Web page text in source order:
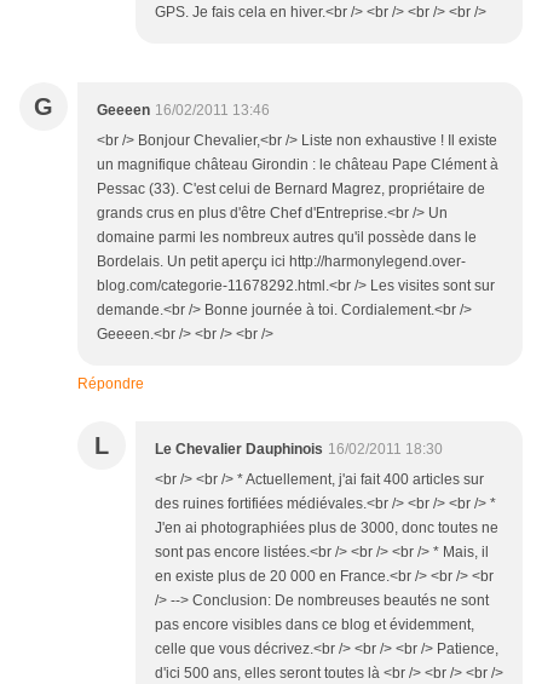
GPS. Je fais cela en hiver.<br /> <br /> <br /> <br />
G Geeeen 16/02/2011 13:46
<br /> Bonjour Chevalier,<br /> Liste non exhaustive ! Il existe
un magnifique château Girondin : le château Pape Clément à
Pessac (33). C'est celui de Bernard Magrez, propriétaire de
grands crus en plus d'être Chef d'Entreprise.<br /> Un
domaine parmi les nombreux autres qu'il possède dans le
Bordelais. Un petit aperçu ici http://harmonylegend.over-
blog.com/categorie-11678292.html.<br /> Les visites sont sur
demande.<br /> Bonne journée à toi. Cordialement.<br />
Geeeen.<br /> <br /> <br />
Répondre
L Le Chevalier Dauphinois 16/02/2011 18:30
<br /> <br /> * Actuellement, j'ai fait 400 articles sur
des ruines fortifiées médiévales.<br /> <br /> <br /> *
J'en ai photographiées plus de 3000, donc toutes ne
sont pas encore listées.<br /> <br /> <br /> * Mais, il
en existe plus de 20 000 en France.<br /> <br /> <br
/> --> Conclusion: De nombreuses beautés ne sont
pas encore visibles dans ce blog et évidemment,
celle que vous décrivez.<br /> <br /> <br /> Patience,
d'ici 500 ans, elles seront toutes là <br /> <br /> <br />